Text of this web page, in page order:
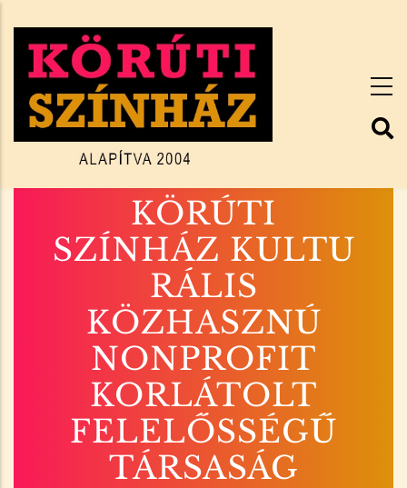
tartalomra
KÖRÚTI
SZÍNHÁZ KULTU
RÁLIS
KÖZHASZNÚ
NONPROFIT
KORLÁTOLT
FELELŐSSÉGŰ
TÁRSASÁG